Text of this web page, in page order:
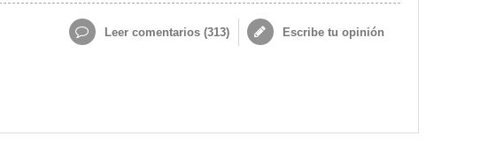
Leer comentarios (313) Escribe tu opinión